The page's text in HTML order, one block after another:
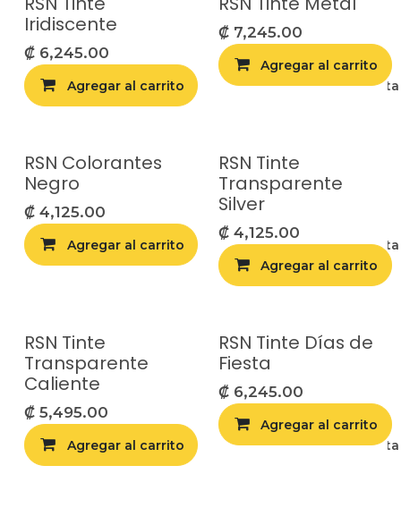
Iridiscente
₡ 6,245.00
Agregar al carrito Agregar a la
₡ 7,245.00
Agregar al carrito
RSN Colorantes
Negro
₡ 4,125.00
Agregar al carrito Agregar a la
RSN Tinte
Transparente
Silver
₡ 4,125.00
Agregar al carrito
RSN Tinte
Transparente
Caliente
₡ 5,495.00
Agregar al carrito Agregar a la
RSN Tinte Días de
Fiesta
₡ 6,245.00
Agregar al carrito